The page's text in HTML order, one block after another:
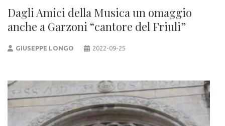
Dagli Amici della Musica un omaggio
anche a Garzoni “cantore del Friuli”
GIUSEPPE LONGO 2022-09-25